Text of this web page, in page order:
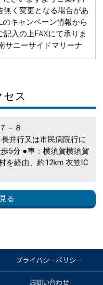
く変更となる場合があ
のキャンペーン情報から
入の上FAXにて承りま
サニーサイドマリーナ
セス
－８
井行又は市民病院行に
5分 ●車：横須賀横須賀
を経由、約12km 衣笠IC
る
プライバシーポリシー
お問い合わせ